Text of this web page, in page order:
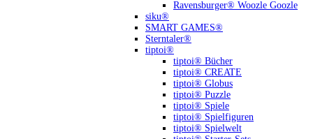
Ravensburger® Woozle Goozle
siku®
SMART GAMES®
Sterntaler®
tiptoi®
tiptoi® Bücher
tiptoi® CREATE
tiptoi® Globus
tiptoi® Puzzle
tiptoi® Spiele
tiptoi® Spielfiguren
tiptoi® Spielwelt